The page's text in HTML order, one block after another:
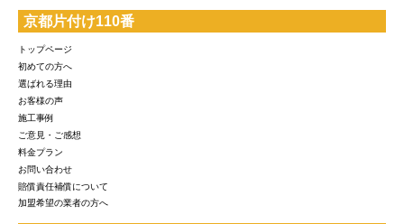
京都片付け110番
トップページ
初めての方へ
選ばれる理由
お客様の声
施工事例
ご意見・ご感想
料金プラン
お問い合わせ
賠償責任補償について
加盟希望の業者の方へ